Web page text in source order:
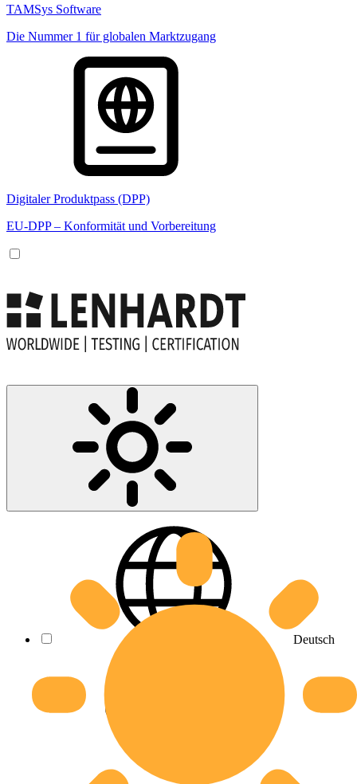
TAMSys Software
Die Nummer 1 für globalen Marktzugang
Digitaler Produktpass (DPP)
EU-DPP – Konformität und Vorbereitung
Deutsch